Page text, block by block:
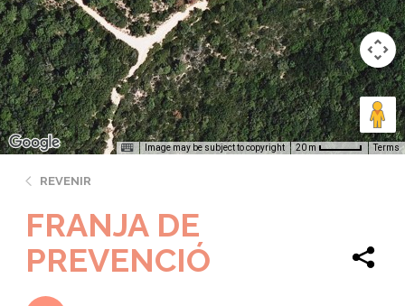
Image may be subject to copyright 20 m Terms
REVENIR
FRANJA DE
PREVENCIÓ